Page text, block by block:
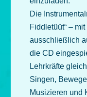
Die
Fiddletüüt“ –
ausschließlich
die CD
Lehrkräfte
Singen,
Musizieren und